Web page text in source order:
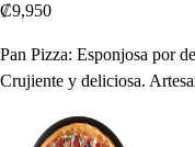
₡9,950
Pan Pizza: Esponjosa por
Crujiente y deliciosa.